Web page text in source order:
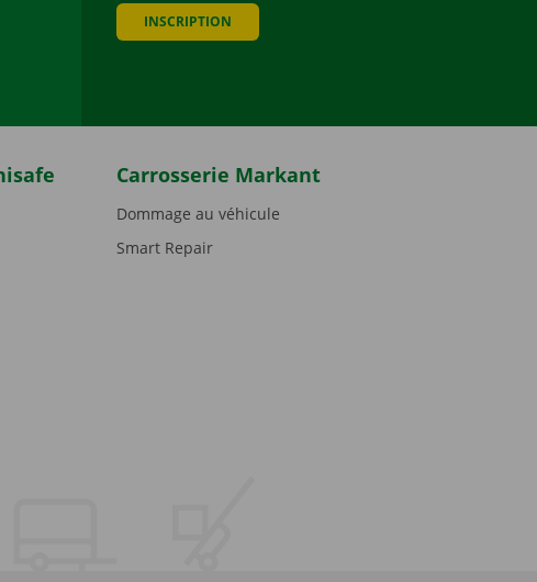
INSCRIPTION
Carrosserie Markant
Dommage au véhicule
Smart Repair